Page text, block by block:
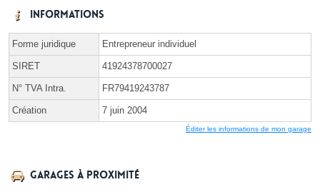
Informations
Forme juridique Entrepreneur individuel
SIRET 41924378700027
N° TVA Intra. FR79419243787
Création 7 juin 2004
Éditer les informations de mon garage
Garages à proximité